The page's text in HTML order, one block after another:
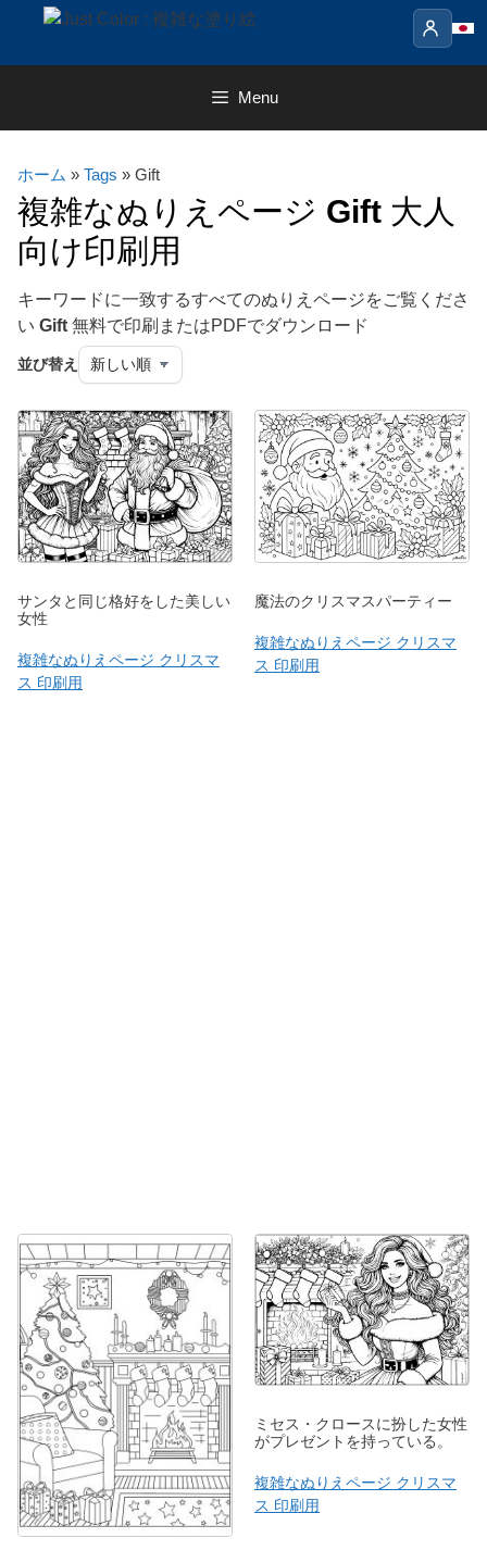
content
Menu
ホーム » Tags » Gift
複雑なぬりえページ Gift 大人
向け印刷用
キーワードに一致するすべてのぬりえページをご覧くださ
い Gift 無料で印刷またはPDFでダウンロード
並び替え
サンタと同じ格好をした美しい
女性
複雑なぬりえページ クリスマ
ス 印刷用
魔法のクリスマスパーティー
複雑なぬりえページ クリスマ
ス 印刷用
ミセス・クロースに扮した女性
がプレゼントを持っている。
複雑なぬりえページ クリスマ
ス 印刷用